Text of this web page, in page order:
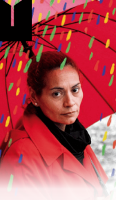
MU ☝️viene con
Sin chamuyo, a
Mu en PDF